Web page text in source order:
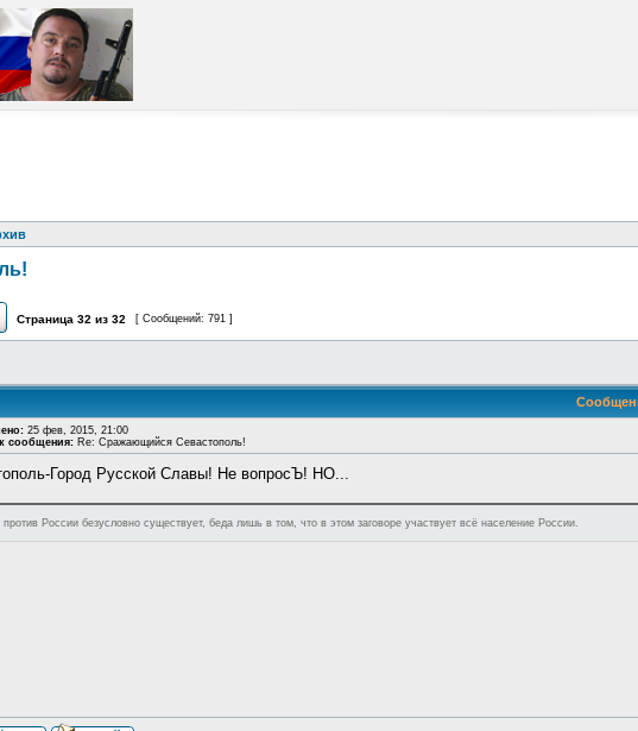
Страница 32 из 32 [ Сообщений: 791 ]
25 фев, 2015, 21:00
сообщения: Re: Сражающийся Севастополь!
Город Русской Славы! Не вопросЪ! НО...
против России безусловно существует, беда лишь в том, что в этом заговоре участвует всё население России.